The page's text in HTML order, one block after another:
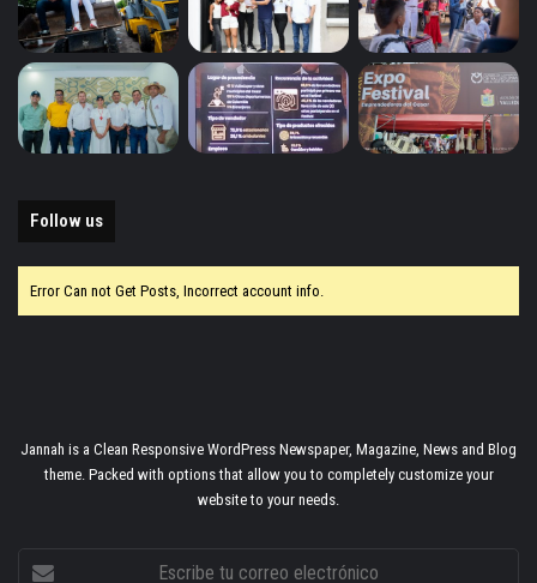
Follow us
Error Can not Get Posts, Incorrect account info.
Jannah is a Clean Responsive WordPress Newspaper, Magazine, News and Blog
theme. Packed with options that allow you to completely customize your
website to your needs.